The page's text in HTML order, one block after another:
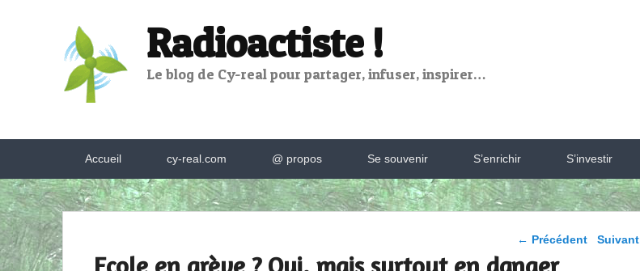
Radioactiste !
Le blog de Cy-real pour partager, infuser, inspirer…
Accueil cy-real.com @ propos Se souvenir S’enrichir S’investir
Parcourir les articles
← Précédent Suivant
Ecole en grève ? Oui, mais surtout en danger